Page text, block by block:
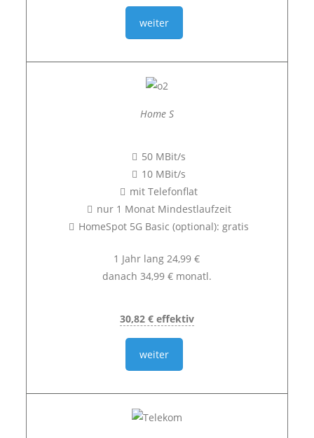
weiter
Home S
50 MBit/s
10 MBit/s
mit Telefonflat
nur 1 Monat Mindestlaufzeit
HomeSpot 5G Basic (optional): gratis
1 Jahr lang 24,99 €
danach 34,99 € monatl.
30,82 € effektiv
weiter